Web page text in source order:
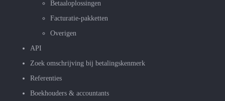
Betaaloplossingen
Facturatie-pakketten
Overigen
API
Zoek omschrijving bij betalingskenmerk
Referenties
Boekhouders & accountants